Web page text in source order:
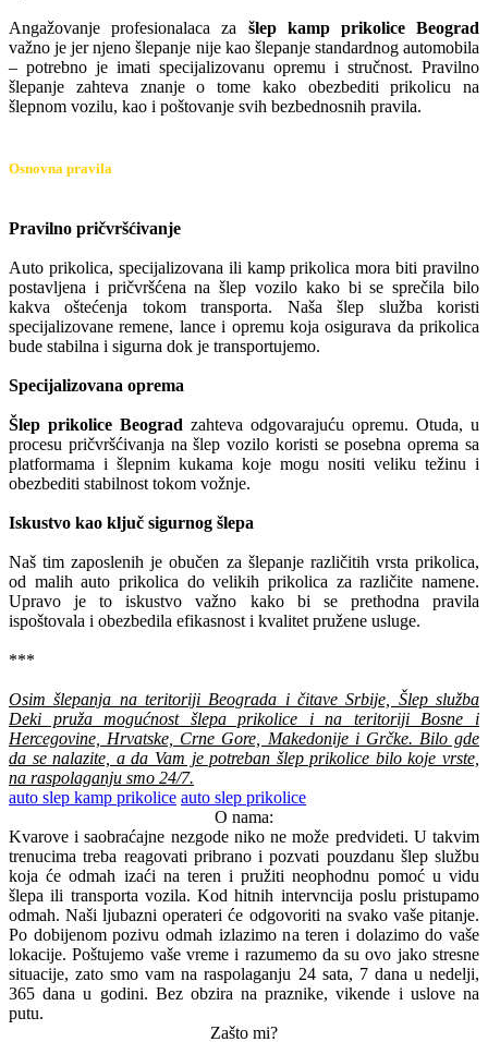
Angažovanje profesionalaca za šlep kamp prikolice Beograd
važno je jer njeno šlepanje nije kao šlepanje standardnog automobila
– potrebno je imati specijalizovanu opremu i stručnost. Pravilno
šlepanje zahteva znanje o tome kako obezbediti prikolicu na
šlepnom vozilu, kao i poštovanje svih bezbednosnih pravila.
Osnovna pravila
Pravilno pričvršćivanje
Auto prikolica, specijalizovana ili kamp prikolica mora biti pravilno
postavljena i pričvršćena na šlep vozilo kako bi se sprečila bilo
kakva oštećenja tokom transporta. Naša šlep služba koristi
specijalizovane remene, lance i opremu koja osigurava da prikolica
bude stabilna i sigurna dok je transportujemo.
Specijalizovana oprema
Šlep prikolice Beograd zahteva odgovarajuću opremu. Otuda, u
procesu pričvršćivanja na šlep vozilo koristi se posebna oprema sa
platformama i šlepnim kukama koje mogu nositi veliku težinu i
obezbediti stabilnost tokom vožnje.
Iskustvo kao ključ sigurnog šlepa
Naš tim zaposlenih je obučen za šlepanje različitih vrsta prikolica,
od malih auto prikolica do velikih prikolica za različite namene.
Upravo je to iskustvo važno kako bi se prethodna pravila
ispoštovala i obezbedila efikasnost i kvalitet pružene usluge.
***
Osim šlepanja na teritoriji Beograda i čitave Srbije, Šlep služba
Deki pruža mogućnost šlepa prikolice i na teritoriji Bosne i
Hercegovine, Hrvatske, Crne Gore, Makedonije i Grčke. Bilo gde
da se nalazite, a da Vam je potreban šlep prikolice bilo koje vrste,
na raspolaganju smo 24/7.
auto slep kamp prikolice auto slep prikolice
O nama:
Kvarove i saobraćajne nezgode niko ne može predvideti. U takvim
trenucima treba reagovati pribrano i pozvati pouzdanu šlep službu
koja će odmah izaći na teren i pružiti neophodnu pomoć u vidu
šlepa ili transporta vozila. Kod hitnih intervncija poslu pristupamo
odmah. Naši ljubazni operateri će odgovoriti na svako vaše pitanje.
Po dobijenom pozivu odmah izlazimo na teren i dolazimo do vaše
lokacije. Poštujemo vaše vreme i razumemo da su ovo jako stresne
situacije, zato smo vam na raspolaganju 24 sata, 7 dana u nedelji,
365 dana u godini. Bez obzira na praznike, vikende i uslove na
putu.
Zašto mi?